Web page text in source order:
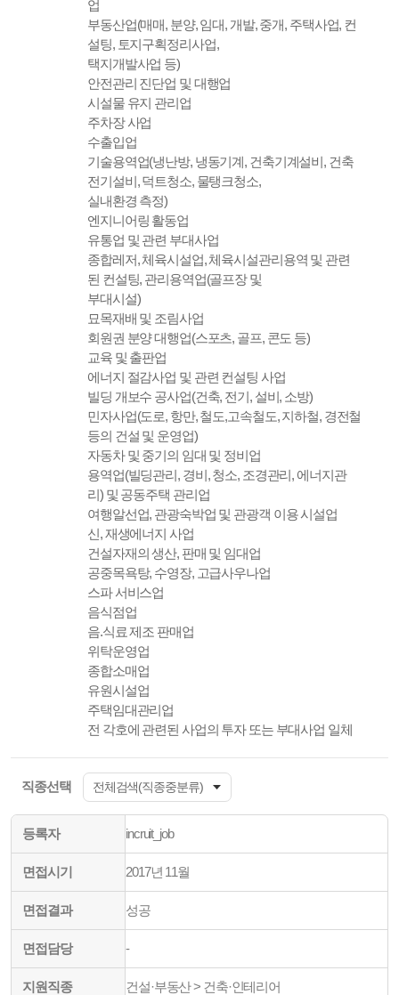
업
부동산업(매매, 분양, 임대, 개발, 중개, 주택사업, 컨
설팅, 토지구획정리사업,
택지개발사업 등)
안전관리 진단업 및 대행업
시설물 유지 관리업
주차장 사업
수출입업
기술용역업(냉난방, 냉동기계, 건축기계설비, 건축
전기설비, 덕트청소, 물탱크청소,
실내환경 측정)
엔지니어링 활동업
유통업 및 관련 부대사업
종합레저, 체육시설업, 체육시설관리용역 및 관련
된 컨설팅, 관리용역업(골프장 및
부대시설)
묘목재배 및 조림사업
회원권 분양 대행업(스포츠, 골프, 콘도 등)
교육 및 출판업
에너지 절감사업 및 관련 컨설팅 사업
빌딩 개보수 공사업(건축, 전기, 설비, 소방)
민자사업(도로, 항만, 철도,고속철도, 지하철, 경전철
등의 건설 및 운영업)
자동차 및 중기의 임대 및 정비업
용역업(빌딩관리, 경비, 청소, 조경관리, 에너지관
리) 및 공동주택 관리업
여행알선업, 관광숙박업 및 관광객 이용 시설업
신, 재생에너지 사업
건설자재의 생산, 판매 및 임대업
공중목욕탕, 수영장, 고급사우나업
스파 서비스업
음식점업
음.식료 제조 판매업
위탁운영업
종합소매업
유원시설업
주택임대관리업
전 각호에 관련된 사업의 투자 또는 부대사업 일체
직종선택
등록자 incruit_job
면접시기 2017년 11월
면접결과 성공
면접담당 -
지원직종 건설·부동산 > 건축·인테리어